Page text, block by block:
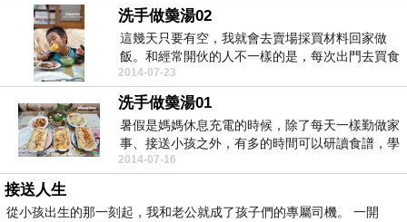
洗手做羮湯02
這幾天只要有空，我就會去賣場採買材料回家做
飯。和經常開伙的人不一樣的是，每次出門去買食
材之前，我都得...
2014-07-23
洗手做羮湯01
暑假是媽媽休息充電的時候，除了每天一樣勤做家
事、接送小孩之外，有多的時間可以研讀食譜，學
做煮婦。這幾...
2014-07-16
接送人生
從小孩出生的那一刻起，我和老公就成了孩子們的專屬司機。 一開